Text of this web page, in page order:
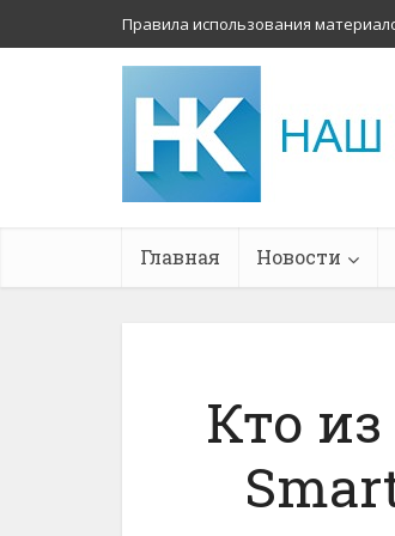
Правила использования
Главная Новости
Кто